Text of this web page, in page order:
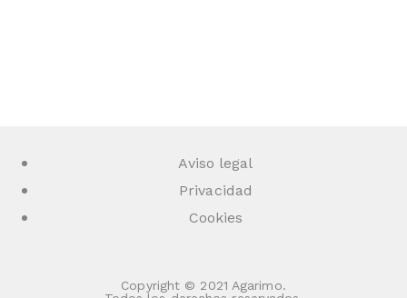
Copyright © 2021 Agarimo.
Aviso legal
Privacidad
Cookies